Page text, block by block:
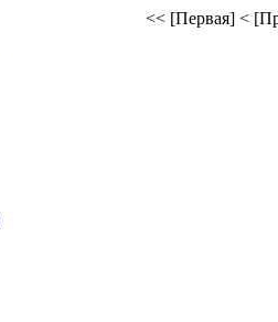
<< [Первая] <